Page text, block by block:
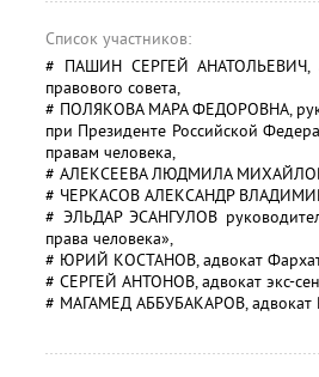
Список участников:
# ПАШИН СЕРГЕЙ АНАТОЛЬЕВИЧ,
правового совета,
# ПОЛЯКОВА МАРА ФЕДОРОВНА,
при Президенте Российской
правам человека,
# АЛЕКСЕЕВА ЛЮДМИЛА
# ЧЕРКАСОВ АЛЕКСАНДР
# ЭЛЬДАР ЭСАНГУЛОВ
права человека»,
# ЮРИЙ КОСТАНОВ, адвокат
# СЕРГЕЙ АНТОНОВ, адвокат экс-
# МАГАМЕД АББУБАКАРОВ, адвокат